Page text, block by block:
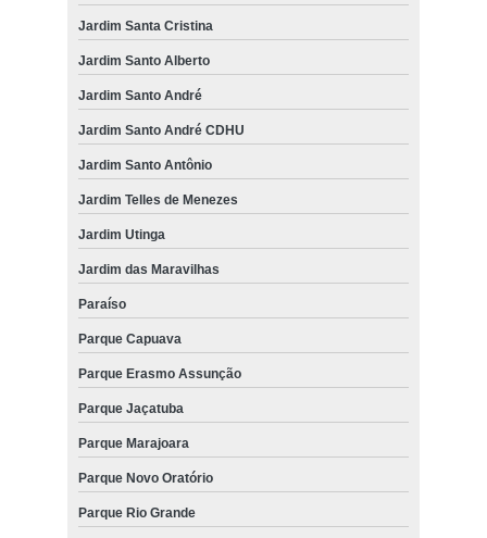
Jardim Santa Cristina
Jardim Santo Alberto
Jardim Santo André
Jardim Santo André CDHU
Jardim Santo Antônio
Jardim Telles de Menezes
Jardim Utinga
Jardim das Maravilhas
Paraíso
Parque Capuava
Parque Erasmo Assunção
Parque Jaçatuba
Parque Marajoara
Parque Novo Oratório
Parque Rio Grande